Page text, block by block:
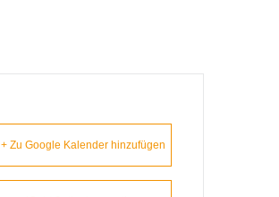
+ Zu Google Kalender hinzufügen